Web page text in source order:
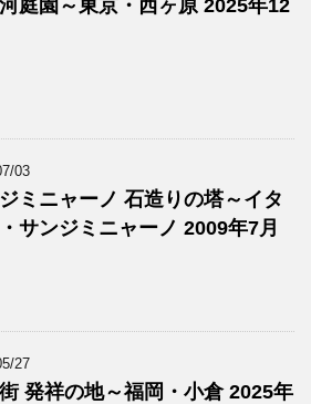
河庭園～東京・西ヶ原 2025年12
03
ミニャーノ 石造りの塔～イタ
サンジミニャーノ 2009年7月
27
発祥の地～福岡・小倉 2025年